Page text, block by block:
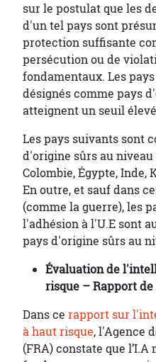
sur le postulat que les
d'un tel pays sont
protection suffisante
persécution ou de
fondamentaux. Les
désignés comme pays
atteignent un seuil
Les pays suivants sont
d'origine sûrs au niveau
Colombie, Égypte, Inde,
En outre, et sauf dans
(comme la guerre), les
l'adhésion à l'U.E sont
pays d'origine sûrs au
Évaluation de
risque – Rapport de
Dans ce rapport sur
à haut risque, l'Agence
(FRA) constate que